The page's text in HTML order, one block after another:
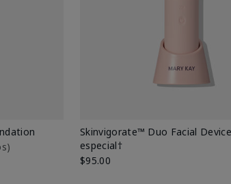
Skinvigorate™ Duo Facial
especial†
$95.00